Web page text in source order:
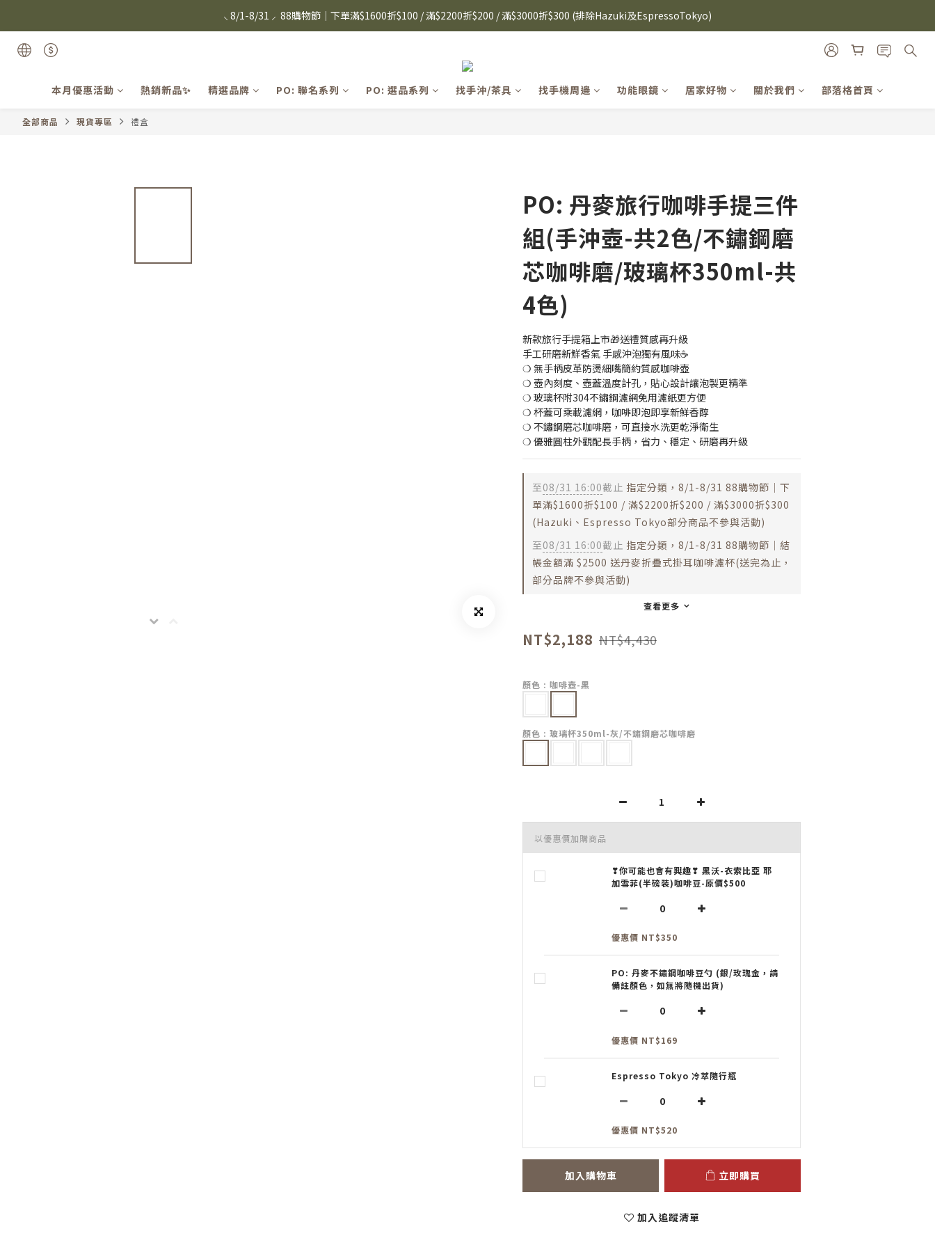
⸜ 8/1-8/31 ⸝  88購物節｜下單滿$1600折$100 / 滿$2200折$200 / 滿$3000折$300 (排除Hazuki及EspressoTokyo)
日本Hazuki眼鏡式放大鏡｜單入$3288 贈品牌保溫杯 (贈完為止) 雙入$6250💫 下單雙入再送緞帶禮盒
⸜ 8/1-8/31 ⸝  88購物節｜下單滿$1600折$100 / 滿$2200折$200 / 滿$3000折$300 (排除Hazuki及EspressoTokyo)
本月優惠活動 熱銷新品✨ 精選品牌 PO: 聯名系列 PO: 選品系列 找手沖/茶具 找手機周邊 功能眼鏡 居家好物 關於我們 部落格首頁
全部商品 現貨專區 禮盒
PO: 丹麥旅行咖啡手提三件
組(手沖壺-共2色/不鏽鋼磨
芯咖啡磨/玻璃杯350ml-共
4色)
新款旅行手提箱上市🎁送禮質感再升級
手工研磨新鮮香氣 手感沖泡獨有風味☕
❍ 無手柄皮革防燙細嘴簡約質感咖啡壺
❍ 壺內刻度、壺蓋溫度計孔，貼心設計讓泡製更精準
❍ 玻璃杯附304不鏽鋼濾網免用濾紙更方便
❍ 杯蓋可乘載濾網，咖啡即泡即享新鮮香醇
❍ 不鏽鋼磨芯咖啡磨，可直接水洗更乾淨衛生
❍ 優雅圓柱外觀配長手柄，省力、穩定、研磨再升級
至08/31 16:00截止 指定分類，8/1-8/31 88購物節｜下
單滿$1600折$100 / 滿$2200折$200 / 滿$3000折$300
(Hazuki、Espresso Tokyo部分商品不參與活動)
至08/31 16:00截止 指定分類，8/1-8/31 88購物節｜結
帳金額滿 $2500 送丹麥折疊式掛耳咖啡濾杯(送完為止，
部分品牌不參與活動)
查看更多
NT$2,188 NT$4,430
顏色 : 咖啡壺-黑
顏色 : 玻璃杯350ml-灰/不鏽鋼磨芯咖啡磨
以優惠價加購商品
❣你可能也會有興趣❣ 黑沃-衣索比亞 耶
加雪菲(半磅裝)咖啡豆-原價$500
優惠價 NT$350
PO: 丹麥不鏽鋼咖啡豆勺 (銀/玫瑰金，請
備註顏色，如無將隨機出貨)
優惠價 NT$169
Espresso Tokyo 冷萃隨行瓶
優惠價 NT$520
加入購物車 立即購買
加入追蹤清單